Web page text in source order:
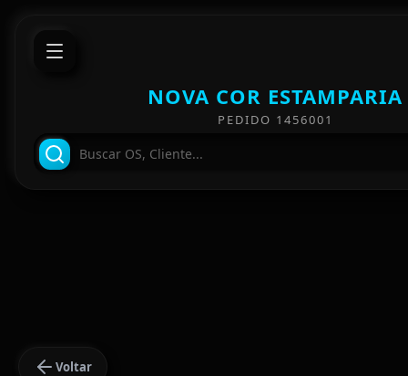
NOVA COR ESTAMPARIA
PEDIDO 1456001
Voltar